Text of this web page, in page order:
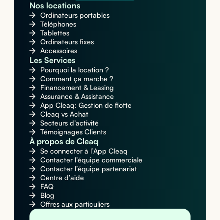
Nos locations
Ordinateurs portables
Téléphones
Tablettes
Ordinateurs fixes
Accessoires
Les Services
Pourquoi la location ?
Comment ça marche ?
Financement & Leasing
Assurance & Assistance
App Cleaq: Gestion de flotte
Cleaq vs Achat
Secteurs d’activité
Témoignages Clients
À propos de Cleaq
Se connecter à l’App Cleaq
Contacter l’équipe commerciale
Contacter l’équipe partenariat
Centre d’aide
FAQ
Blog
Offres aux particuliers